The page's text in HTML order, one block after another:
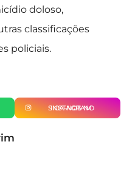
doloso,
classificações
policiais.
SIGA-NOS NO INSTAGRAM